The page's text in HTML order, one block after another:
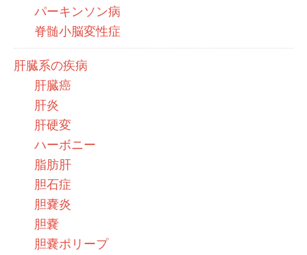
パーキンソン病
脊髄小脳変性症
肝臓系の疾病
肝臓癌
肝炎
肝硬変
ハーボニー
脂肪肝
胆石症
胆嚢炎
胆嚢
胆嚢ポリープ